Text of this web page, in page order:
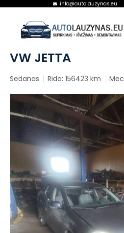
info@autolauzynas.eu
VW JETTA
Sedanas Rida: 156423 km